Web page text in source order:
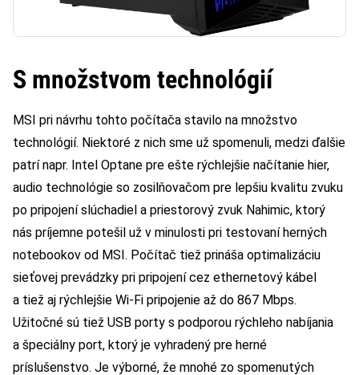
S množstvom technológií
MSI pri návrhu tohto počítača stavilo na množstvo
technológií. Niektoré z nich sme už spomenuli, medzi ďalšie
patrí napr. Intel Optane pre ešte rýchlejšie načítanie hier,
audio technológie so zosilňovačom pre lepšiu kvalitu zvuku
po pripojení slúchadiel a priestorový zvuk Nahimic, ktorý
nás príjemne potešil už v minulosti pri testovaní herných
notebookov od MSI. Počítač tiež prináša optimalizáciu
sieťovej prevádzky pri pripojení cez ethernetový kábel
a tiež aj rýchlejšie Wi-Fi pripojenie až do 867 Mbps.
Užitočné sú tiež USB porty s podporou rýchleho nabíjania
a špeciálny port, ktorý je vyhradený pre herné
príslušenstvo. Je výborné, že mnohé zo spomenutých